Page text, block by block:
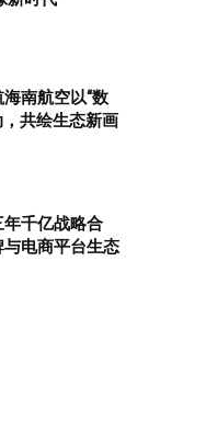
南航空以“数
共绘生态新画
千亿战略合
电商平台生态